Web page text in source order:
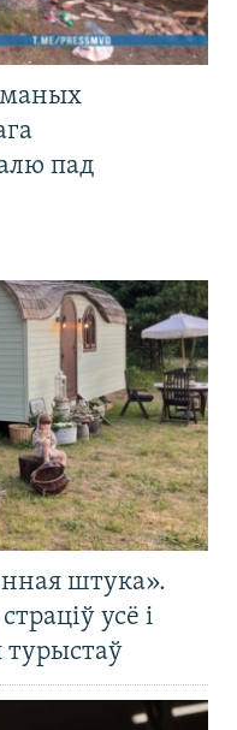
пад
штука».
усё і
турыстаў